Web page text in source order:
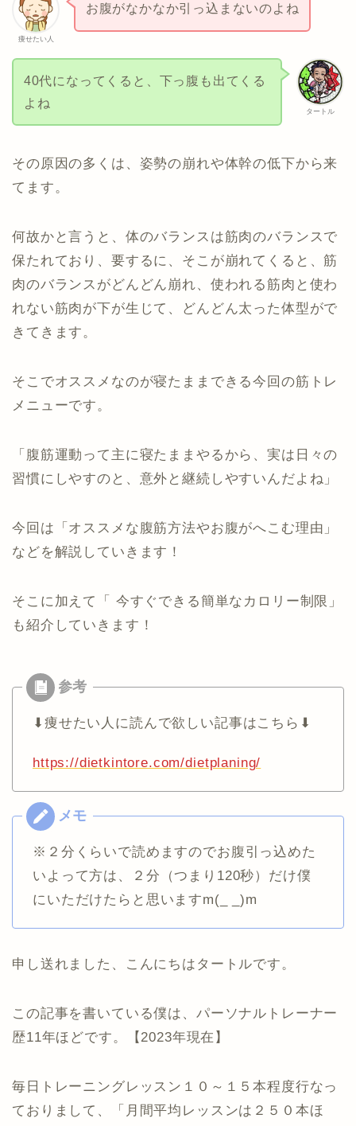
痩せたい人
お腹がなかなか引っ込まないのよね
タートル
40代になってくると、下っ腹も出てくる
よね
その原因の多くは、姿勢の崩れや体幹の低下から来
てます。
何故かと言うと、体のバランスは筋肉のバランスで
保たれており、要するに、そこが崩れてくると、筋
肉のバランスがどんどん崩れ、使われる筋肉と使わ
れない筋肉が下が生じて、どんどん太った体型がで
きてきます。
そこでオススメなのが寝たままできる今回の筋トレ
メニューです。
「腹筋運動って主に寝たままやるから、実は日々の
習慣にしやすのと、意外と継続しやすいんだよね」
今回は「オススメな腹筋方法やお腹がへこむ理由」
などを解説していきます！
そこに加えて「 今すぐできる簡単なカロリー制限」
も紹介していきます！
⬇︎痩せたい人に読んで欲しい記事はこちら⬇︎
https://dietkintore.com/dietplaning/
※２分くらいで読めますのでお腹引っ込めた
いよって方は、２分（つまり120秒）だけ僕
にいただけたらと思いますm(_ _)m
申し送れました、こんにちはタートルです。
この記事を書いている僕は、パーソナルトレーナー
歴11年ほどです。【2023年現在】
毎日トレーニングレッスン１０～１５本程度行なっ
ておりまして、「月間平均レッスンは２５０本ほ